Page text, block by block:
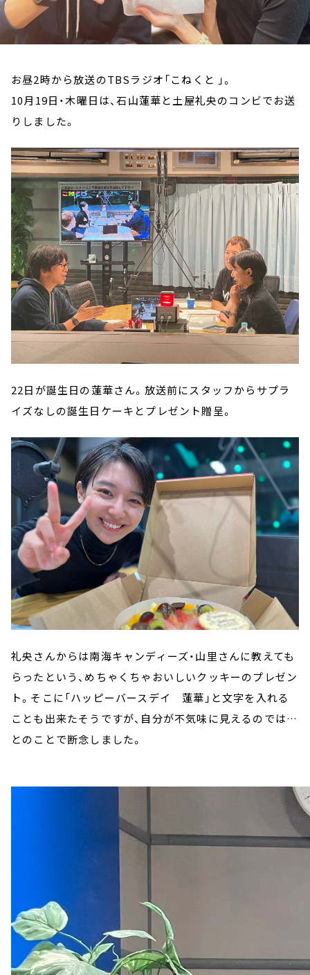
お昼2時から放送のTBSラジオ「こねくと 」。
10月19日・木曜日は、石山蓮華と土屋礼央のコンビでお送
りしました。
22日が誕生日の蓮華さん。放送前にスタッフからサプラ
イズなしの誕生日ケーキとプレゼント贈呈。
礼央さんからは南海キャンディーズ・山里さんに教えても
らったという、めちゃくちゃおいしいクッキーのプレゼン
ト。そこに「ハッピーバースデイ 蓮華」と文字を入れる
ことも出来たそうですが、自分が不気味に見えるのでは…
とのことで断念しました。